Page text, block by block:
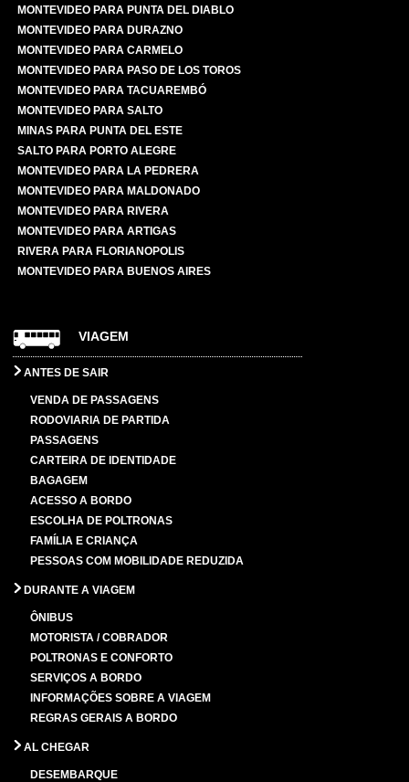
MONTEVIDEO PARA PUNTA DEL DIABLO
MONTEVIDEO PARA DURAZNO
MONTEVIDEO PARA CARMELO
MONTEVIDEO PARA PASO DE LOS TOROS
MONTEVIDEO PARA TACUAREMBÓ
MONTEVIDEO PARA SALTO
MINAS PARA PUNTA DEL ESTE
SALTO PARA PORTO ALEGRE
MONTEVIDEO PARA LA PEDRERA
MONTEVIDEO PARA MALDONADO
MONTEVIDEO PARA RIVERA
MONTEVIDEO PARA ARTIGAS
RIVERA PARA FLORIANOPOLIS
MONTEVIDEO PARA BUENOS AIRES
VIAGEM
ANTES DE SAIR
VENDA DE PASSAGENS
RODOVIARIA DE PARTIDA
PASSAGENS
CARTEIRA DE IDENTIDADE
BAGAGEM
ACESSO A BORDO
ESCOLHA DE POLTRONAS
FAMÍLIA E CRIANÇA
PESSOAS COM MOBILIDADE REDUZIDA
DURANTE A VIAGEM
ÔNIBUS
MOTORISTA / COBRADOR
POLTRONAS E CONFORTO
SERVIÇOS A BORDO
INFORMAÇÕES SOBRE A VIAGEM
REGRAS GERAIS A BORDO
AL CHEGAR
DESEMBARQUE